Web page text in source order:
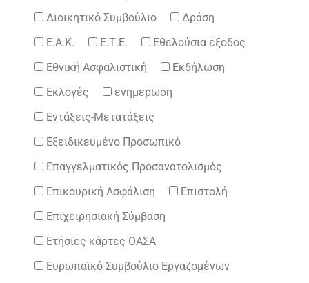
Διοικητικό Συμβούλιο
Δράση
Ε.Α.Κ.
Ε.Τ.Ε.
Εθελούσια έξοδος
Εθνική Ασφαλιστική
Εκδήλωση
Εκλογές
ενημερωση
Εντάξεις-Μετατάξεις
Εξειδικευμένο Προσωπικό
Επαγγελματικός Προσανατολισμός
Επικουρική Ασφάλιση
Επιστολή
Επιχειρησιακή Σύμβαση
Ετήσιες κάρτες ΟΑΣΑ
Ευρωπαϊκό Συμβούλιο Εργαζομένων